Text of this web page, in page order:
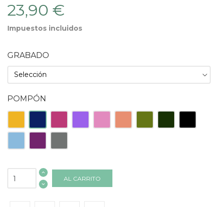
23,90 €
Impuestos incluidos
GRABADO
POMPÓN
Amarillo
Oscuro
Fucsia SalmónVerde
Claro
Verde
Oscuro
Negro
CelesteMorado
AL CARRITO